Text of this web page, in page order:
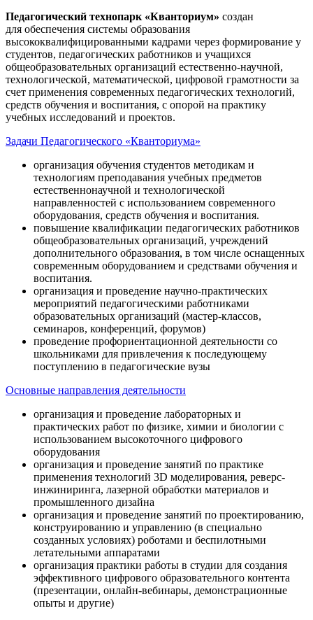
Педагогический технопарк «Кванториум» создан
для обеспечения системы образования
высококвалифицированными кадрами через формирование у
студентов, педагогических работников и учащихся
общеобразовательных организаций естественно-научной,
технологической, математической, цифровой грамотности за
счет применения современных педагогических технологий,
средств обучения и воспитания, с опорой на практику
учебных исследований и проектов.
Задачи Педагогического «Кванториума»
организация обучения студентов методикам и
технологиям преподавания учебных предметов
естественнонаучной и технологической
направленностей с использованием современного
оборудования, средств обучения и воспитания.
повышение квалификации педагогических работников
общеобразовательных организаций, учреждений
дополнительного образования, в том числе оснащенных
современным оборудованием и средствами обучения и
воспитания.
организация и проведение научно-практических
мероприятий педагогическими работниками
образовательных организаций (мастер-классов,
семинаров, конференций, форумов)
проведение профориентационной деятельности со
школьниками для привлечения к последующему
поступлению в педагогические вузы
Основные направления деятельности
организация и проведение лабораторных и
практических работ по физике, химии и биологии с
использованием высокоточного цифрового
оборудования
организация и проведение занятий по практике
применения технологий 3D моделирования, реверс-
инжиниринга, лазерной обработки материалов и
промышленного дизайна
организация и проведение занятий по проектированию,
конструированию и управлению (в специально
созданных условиях) роботами и беспилотными
летательными аппаратами
организация практики работы в студии для создания
эффективного цифрового образовательного контента
(презентации, онлайн-вебинары, демонстрационные
опыты и другие)